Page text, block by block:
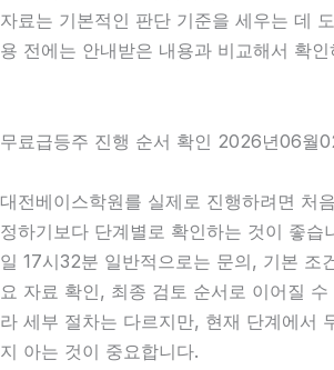
자료는 기본적인 판단 기준을 세우는 데
용 전에는 안내받은 내용과 비교해서 확
무료급등주 진행 순서 확인 2026년06월
대전베이스학원를 실제로 진행하려면 처
정하기보다 단계별로 확인하는 것이 좋
일 17시32분 일반적으로는 문의, 기본 조
요 자료 확인, 최종 검토 순서로 이어질
라 세부 절차는 다르지만, 현재 단계에서
지 아는 것이 중요합니다.